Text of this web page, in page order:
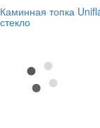
Каминная топка
стекло